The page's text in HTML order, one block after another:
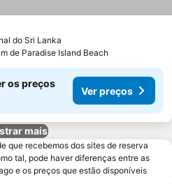
do Sri Lanka
de Paradise Island Beach
os preços
Ver preços
mais
que recebemos dos sites de reserva
tal, pode haver diferenças entre as
e os preços que estão disponíveis